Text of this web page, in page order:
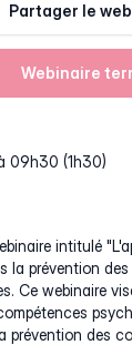
Partager le
Webinaire
09h30 (1h30)
intitulé
la prévention
Ce webinaire
prévention des